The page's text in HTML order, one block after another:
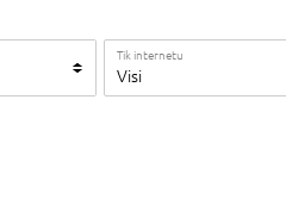
Tik internetu
Visi